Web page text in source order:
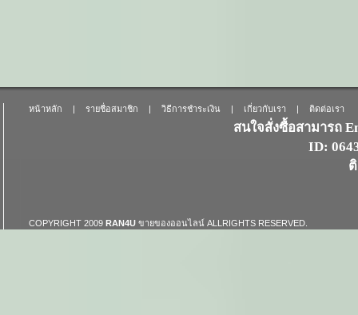
หน้าหลัก | รายชื่อสมาชิก | วิธีการชำระเงิน | เกี่ยวกับเรา | ติดต่อเรา
สนใจสั่งซื้อสามารถ
ID:
COPYRIGHT 2009 RAN4U ขายของออนไลน์ ALLRIGHTS RESERVED.